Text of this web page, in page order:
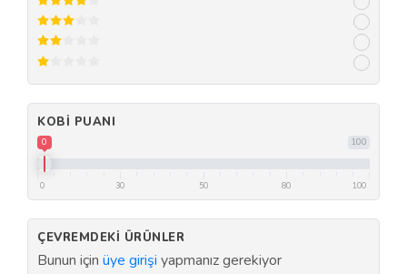
KOBI PUANI
100
0
0 30 50 80 100
ÇEVREMDEKI ÜRÜNLER
Bunun için üye girişi yapmanız gerekiyor